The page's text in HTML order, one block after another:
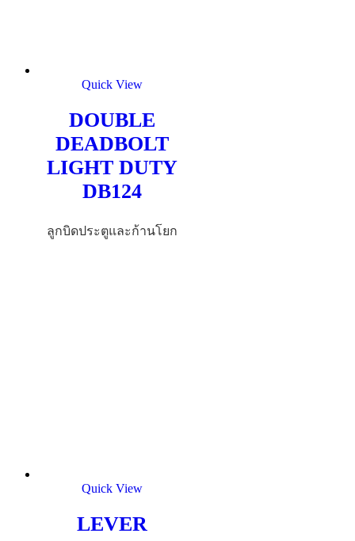
Quick View
DOUBLE
DEADBOLT
LIGHT DUTY
DB124
ลูกบิดประตูและก้านโยก
Quick View
LEVER